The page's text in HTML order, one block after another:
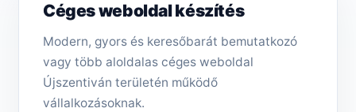
Céges weboldal készítés
Modern, gyors és keresőbarát bemutatkozó
vagy több aloldalas céges weboldal
Újszentiván területén működő
vállalkozásoknak.